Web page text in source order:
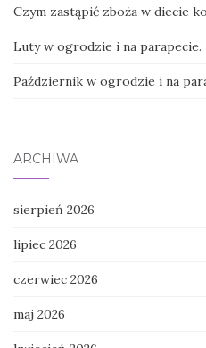
Czym zastąpić zboża w diecie
Luty w ogrodzie i na parapecie.
Październik w ogrodzie i na
ARCHIWA
sierpień 2026
lipiec 2026
czerwiec 2026
maj 2026